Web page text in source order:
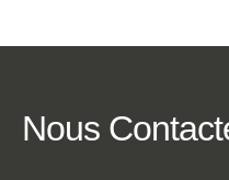
Nous